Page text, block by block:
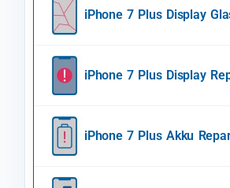
iPhone 7 Plus Display
iPhone 7 Plus Display
iPhone 7 Plus Akku